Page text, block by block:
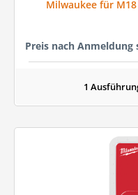
Milwaukee für M18
Preis nach Anmeldung
1